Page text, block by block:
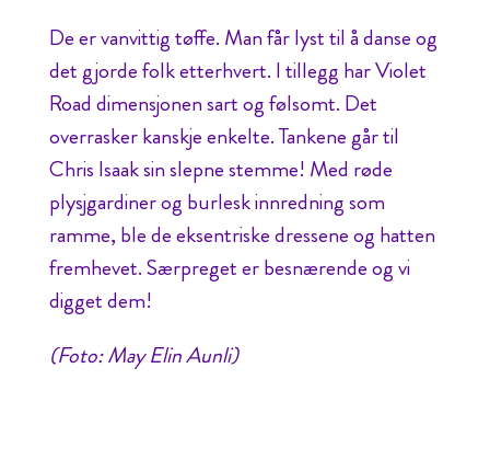
De er vanvittig tøffe. Man får lyst til å danse og
det gjorde folk etterhvert. I tillegg har Violet
Road dimensjonen sart og følsomt. Det
overrasker kanskje enkelte. Tankene går til
Chris Isaak sin slepne stemme! Med røde
plysjgardiner og burlesk innredning som
ramme, ble de eksentriske dressene og hatten
fremhevet. Særpreget er besnærende og vi
digget dem!
(Foto: May Elin Aunli)